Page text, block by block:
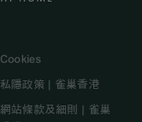
Cookies
私隱政策 | 雀巢香港
網站條款及細則 | 雀巢